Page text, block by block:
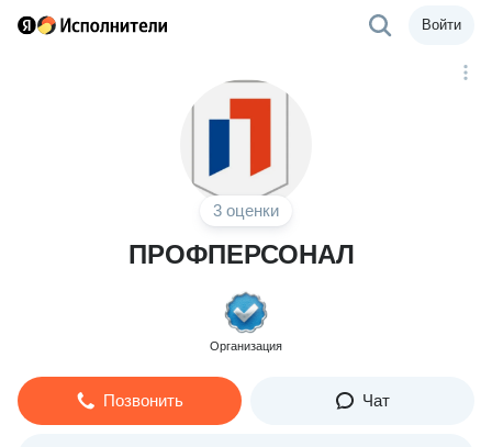
Войти
3 оценки
ПРОФПЕРСОНАЛ
Организация
Позвонить Чат